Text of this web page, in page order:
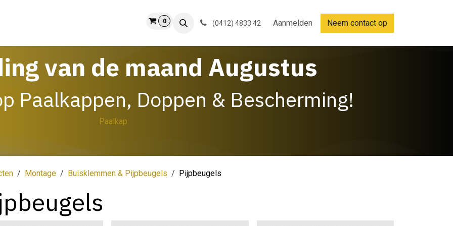
0 (0412) 4833 42 Aanmelden Neem contact op
van de maand Augustus
Paalkappen, Doppen & Bescherming!
Paalkap
Montage Buisklemmen & Pijpbeugels Pijpbeugels